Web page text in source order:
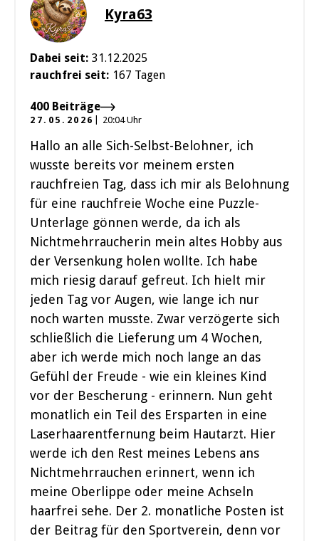
Kyra63
Dabei seit: 31.12.2025
rauchfrei seit: 167 Tagen
400 Beiträge
27.05.2026 20:04 Uhr
Hallo an alle Sich-Selbst-Belohner, ich
wusste bereits vor meinem ersten
rauchfreien Tag, dass ich mir als Belohnung
für eine rauchfreie Woche eine Puzzle-
Unterlage gönnen werde, da ich als
Nichtmehrraucherin mein altes Hobby aus
der Versenkung holen wollte. Ich habe
mich riesig darauf gefreut. Ich hielt mir
jeden Tag vor Augen, wie lange ich nur
noch warten musste. Zwar verzögerte sich
schließlich die Lieferung um 4 Wochen,
aber ich werde mich noch lange an das
Gefühl der Freude - wie ein kleines Kind
vor der Bescherung - erinnern. Nun geht
monatlich ein Teil des Ersparten in eine
Laserhaarentfernung beim Hautarzt. Hier
werde ich den Rest meines Lebens ans
Nichtmehrrauchen erinnert, wenn ich
meine Oberlippe oder meine Achseln
haarfrei sehe. Der 2. monatliche Posten ist
der Beitrag für den Sportverein, denn vor